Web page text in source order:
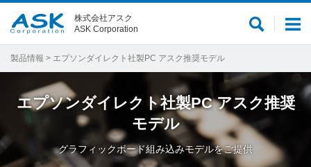
メ
ー
サ
内
索
株式会社アスク
ASK Corporation
製品情報 > エプソンダイレクト社製PC アスク推奨モデル
エプソンダイレクト社製PC アスク推奨
モデル
グラフィックボード組み込みモデルをご提供